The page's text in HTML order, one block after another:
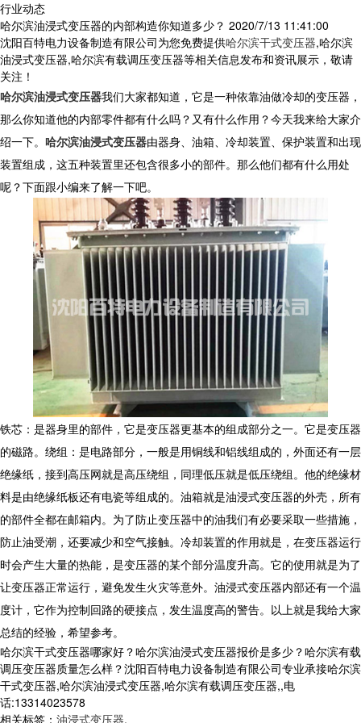
行业动态
哈尔滨油浸式变压器的内部构造你知道多少？ 2020/7/13 11:41:00
沈阳百特电力设备制造有限公司为您免费提供哈尔滨干式变压器,哈尔滨
油浸式变压器,哈尔滨有载调压变压器等相关信息发布和资讯展示，敬请
关注！
哈尔滨油浸式变压器我们大家都知道，它是一种依靠油做冷却的变压器，
那么你知道他的内部零件都有什么吗？又有什么作用？今天我来给大家介
绍一下。 哈尔滨油浸式变压器由器身、油箱、冷却装置、保护装置和出现
装置组成，这五种装置里还包含很多小的部件。那么他们都有什么用处
呢？下面跟小编来了解一下吧。
铁芯：是器身里的部件，它是变压器更基本的组成部分之一。它是变压器
的磁路。绕组：是电路部分，一般是用铜线和铝线组成的，外面还有一层
绝缘纸，接到高压网就是高压绕组，同理低压就是低压绕组。他的绝缘材
料是由绝缘纸板还有电瓷等组成的。油箱就是油浸式变压器的外壳，所有
的部件全都在邮箱内。为了防止变压器中的油我们有必要采取一些措施，
防止油受潮，还要减少和空气接触。冷却装置的作用就是，在变压器运行
时会产生大量的热能，是变压器的某个部分温度升高。它的使用就是为了
让变压器正常运行，避免发生火灾等意外。油浸式变压器内部还有一个温
度计，它作为控制回路的硬接点，发生温度高的警告。以上就是我给大家
总结的经验，希望参考。
哈尔滨干式变压器哪家好？哈尔滨油浸式变压器报价是多少？哈尔滨有载
调压变压器质量怎么样？沈阳百特电力设备制造有限公司专业承接哈尔滨
干式变压器,哈尔滨油浸式变压器,哈尔滨有载调压变压器,,电
话:13314023578
相关标签： 油浸式变压器,